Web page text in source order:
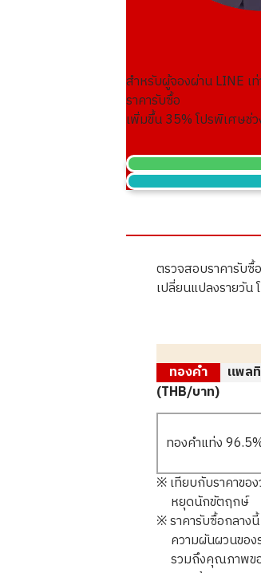
สำหรับผู้จองผ่าน LINE เ
ราคารับซื้อ
เพิ่มขึ้น35% โปรพิเศษช่
ตรวจสอบราคารับซื้
เปลี่ยนแปลงรายวัน
ทองคำ
แพล
(THB/บาท)
ทองคำแท่ง
※ เทียบกับราคาขอ
หยุดนักขัตฤกษ์
※ ราคารับซื้อกลาง
ความผันผวนขอ
รวมถึงคุณภาพข